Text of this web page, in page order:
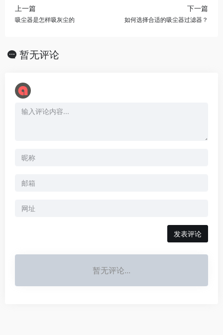
上一篇
吸尘器是怎样吸灰尘的
下一篇
如何选择合适的吸尘器过滤器？
暂无评论
暂无评论...